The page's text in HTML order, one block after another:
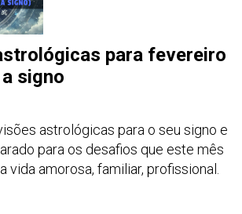
para fevereiro
signo
astrológicas para o seu signo e
para os desafios que este mês
vida amorosa, familiar, profissional.